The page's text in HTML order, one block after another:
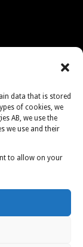
data that is stored
of cookies, we
AB, we use the
we use and their
to allow on your